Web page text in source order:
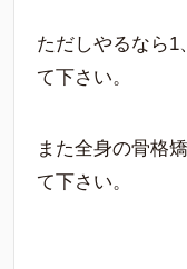
ただしやるなら1
て下さい。
また全身の骨格
て下さい。